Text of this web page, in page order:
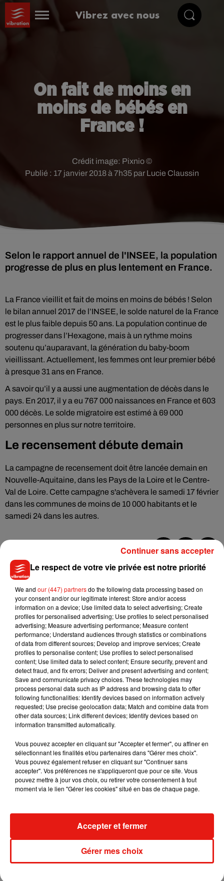
Vibrez avec nous
On fait de moins en
moins de bébés en
France !
Publié : 17 janvier 2018 à 7h35 par Lucie Claussin
Crédit image: Pixnio ©
Selon le rapport annuel de l'INSEE, la population
progresse de plus en plus lentement en France.
La France vieillit et fait de moins en moins de bébés ! Selon
le bilan annuel 2017 de l’INSEE, le solde naturel de la France
est le plus faible depuis 50 ans. La population continue de
progresser dans l’Hexagone, mais à un rythme moins
soutenu qu’auparavant, la génération du baby-boom
vieillissant. Actuellement, les femmes ont leur premier bébé
à presque 31 ans en France.
A savoir qu’il y a aussi une augmentation de décès dans le
pays. En 2017, il y a eu 767 000 naissances en France et 603
000 décès. Le solde migratoire est estimé à 69 000
personnes en plus sur notre territoire.
Le recensement débute demain
La campagne de recensement doit être lancée demain en
Nouvelle-Aquitaine, dans les Pays de la Loire et le Centre-
Val de Loire. Cette campagne s'achèvera le samedi 17 février
dans les communes de moins de 10 000 habitants et le
samedi 24 dans les autres.
Musique
7 août 2026
Julien Lieb s’essaye à la vie de chatelain
dans son nouveau clip
7 août 2026
Madonna sort enfin le remix de « Love
Sensation » avec Kylie Minogue
7 août 2026
dansant de l’année
Le respect de votre vie privée est notre priorité
We and our (447) partnersdo the following data processing based on
your consent and/or our legitimate interest: Store and/or access
information on a device; Use limited data to select advertising; Create
profiles for personalised advertising; Use profiles to select personalised
advertising; Measure advertising performance; Measure content
performance; Understand audiences through statistics or combinations
of data from different sources; Develop and improve services; Create
profiles to personalise content; Use profiles to select personalised
content; Use limited data to select content; Ensure security, prevent and
detect fraud, and fix errors; Deliver and present advertising and content;
Save and communicate privacy choices. These technologies may
process personal data such as IP address and browsing data to offer
following functionalities: Identify devices based on information actively
requested; Use precise geolocation data; Match and combine data from
other data sources; Link different devices; Identify devices based on
information transmitted automatically.
Vous pouvez accepter en cliquant sur "Accepter et fermer", ou affiner en
sélectionnant les finalités et/ou partenaires dans "Gérer mes choix".
Vous pouvez également refuser en cliquant sur "Continuer sans
accepter". Vos préférences ne s'appliqueront que pour ce site. Vous
pouvez mettre à jour vos choix, ou retirer votre consentement à tout
moment via le lien "Gérer les cookies" situé en bas de chaque page.
Gérer mes choix
Accepter et fermer
Continuer sans accepter